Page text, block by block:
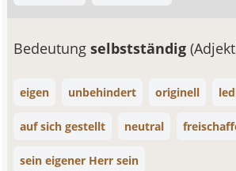
Bedeutungselbstständig
eigen unbehindert originell
auf sich gestellt neutral
sein eigener Herr sein